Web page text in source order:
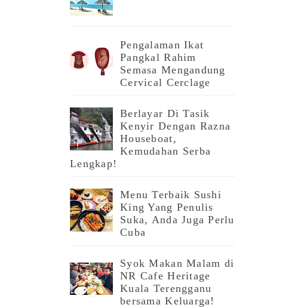
Pengalaman Ikat
Pangkal Rahim
Semasa Mengandung
Cervical Cerclage
Berlayar Di Tasik
Kenyir Dengan Razna
Houseboat,
Kemudahan Serba
Lengkap!
Menu Terbaik Sushi
King Yang Penulis
Suka, Anda Juga Perlu
Cuba
Syok Makan Malam di
NR Cafe Heritage
Kuala Terengganu
bersama Keluarga!